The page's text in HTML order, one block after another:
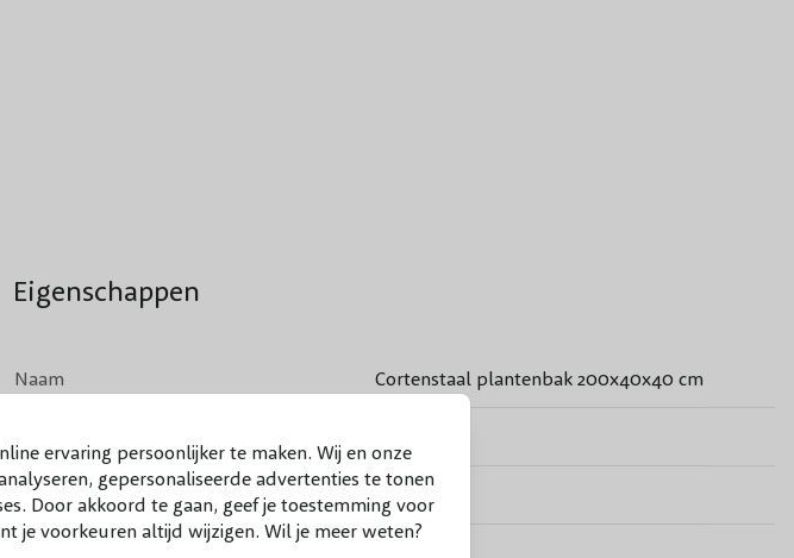
ervaring persoonlijker te maken. Wij en onze
gepersonaliseerde advertenties te tonen
Door akkoord te gaan, geef je toestemming voor
je voorkeuren altijd wijzigen. Wil je meer weten?
Eigenschappen
Naam Cortenstaal plantenbak 200x40x40 cm
Met water reservoir